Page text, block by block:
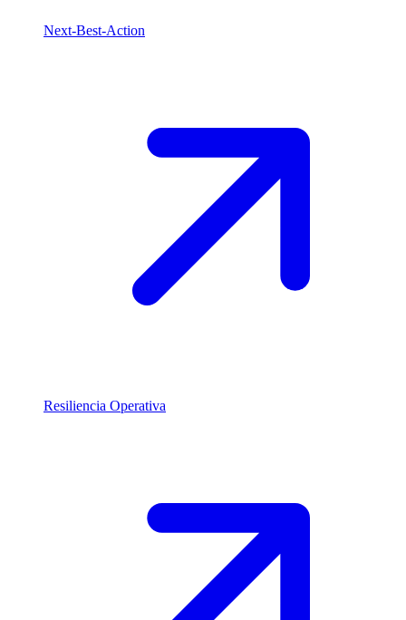
Next-Best-Action
Resiliencia Operativa